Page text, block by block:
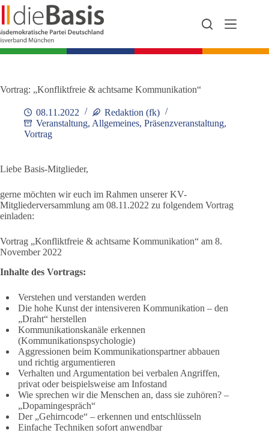
Zum
Inhalt
springen
Vortrag: „Konfliktfreie & achtsame Kommunikation“
08.11.2022
Redaktion (fk)
Veranstaltung, Allgemeines, Präsenzveranstaltung,
Vortrag
Liebe Basis-Mitglieder,
gerne möchten wir euch im Rahmen unserer KV-
Mitgliederversammlung am 08.11.2022 zu folgendem Vortrag
einladen:
Vortrag „Konfliktfreie & achtsame Kommunikation“ am 8.
November 2022
Inhalte des Vortrags:
Verstehen und verstanden werden
Die hohe Kunst der intensiveren Kommunikation – den
„Draht“ herstellen
Kommunikationskanäle erkennen
(Kommunikationspsychologie)
Aggressionen beim Kommunikationspartner abbauen
und richtig argumentieren
Verhalten und Argumentation bei verbalen Angriffen,
privat oder beispielsweise am Infostand
Wie sprechen wir die Menschen an, dass sie zuhören? –
„Dopamingespräch“
Der „Gehirncode“ – erkennen und entschlüsseln
Einfache Techniken sofort anwendbar